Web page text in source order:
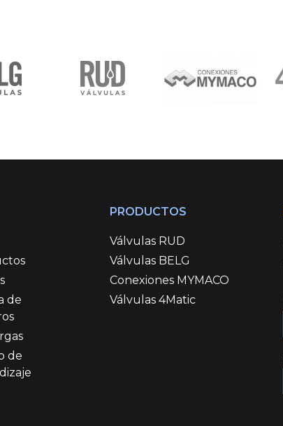
de
de
PRODUCTOS
Válvulas RUD
Válvulas BELG
Conexiones MYMACO
Válvulas 4Matic